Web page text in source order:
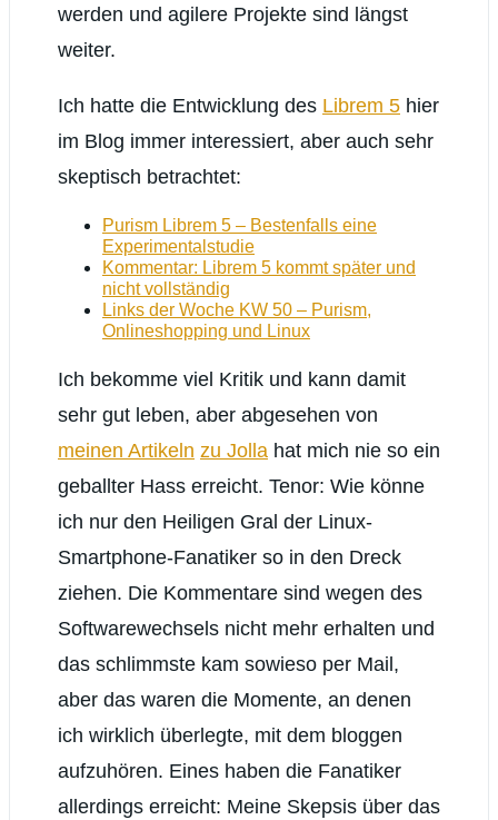
werden und agilere Projekte sind längst
weiter.
Ich hatte die Entwicklung des Librem 5 hier
im Blog immer interessiert, aber auch sehr
skeptisch betrachtet:
Purism Librem 5 – Bestenfalls eine
Experimentalstudie
Kommentar: Librem 5 kommt später und
nicht vollständig
Links der Woche KW 50 – Purism,
Onlineshopping und Linux
Ich bekomme viel Kritik und kann damit
sehr gut leben, aber abgesehen von
meinen Artikeln zu Jolla hat mich nie so ein
geballter Hass erreicht. Tenor: Wie könne
ich nur den Heiligen Gral der Linux-
Smartphone-Fanatiker so in den Dreck
ziehen. Die Kommentare sind wegen des
Softwarewechsels nicht mehr erhalten und
das schlimmste kam sowieso per Mail,
aber das waren die Momente, an denen
ich wirklich überlegte, mit dem bloggen
aufzuhören. Eines haben die Fanatiker
allerdings erreicht: Meine Skepsis über das